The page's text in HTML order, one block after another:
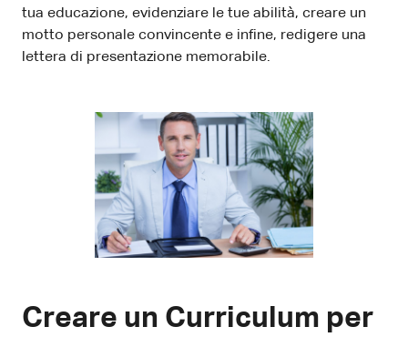
tua educazione, evidenziare le tue abilità, creare un
motto personale convincente e infine, redigere una
lettera di presentazione memorabile.
Creare un Curriculum per